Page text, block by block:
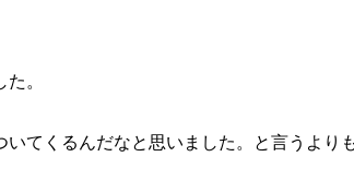
。
てくるんだなと思いました。と言うより